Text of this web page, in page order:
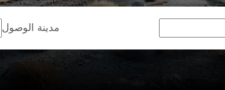
مدينة الوصول